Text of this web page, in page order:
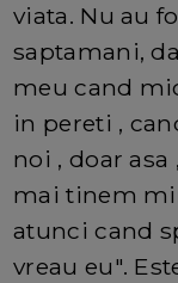
viata. Nu au
saptamani,
meu cand
in pereti ,
noi , doar
mai tinem
atunci cand
vreau eu".